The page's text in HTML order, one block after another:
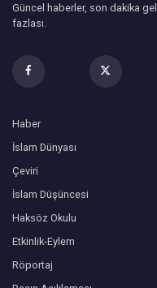
Güncel haberler, son dakika
fazlası.
Haber
İslam Dünyası
Çeviri
İslam Düşüncesi
Haksöz Okulu
Etkinlik-Eylem
Röportaj